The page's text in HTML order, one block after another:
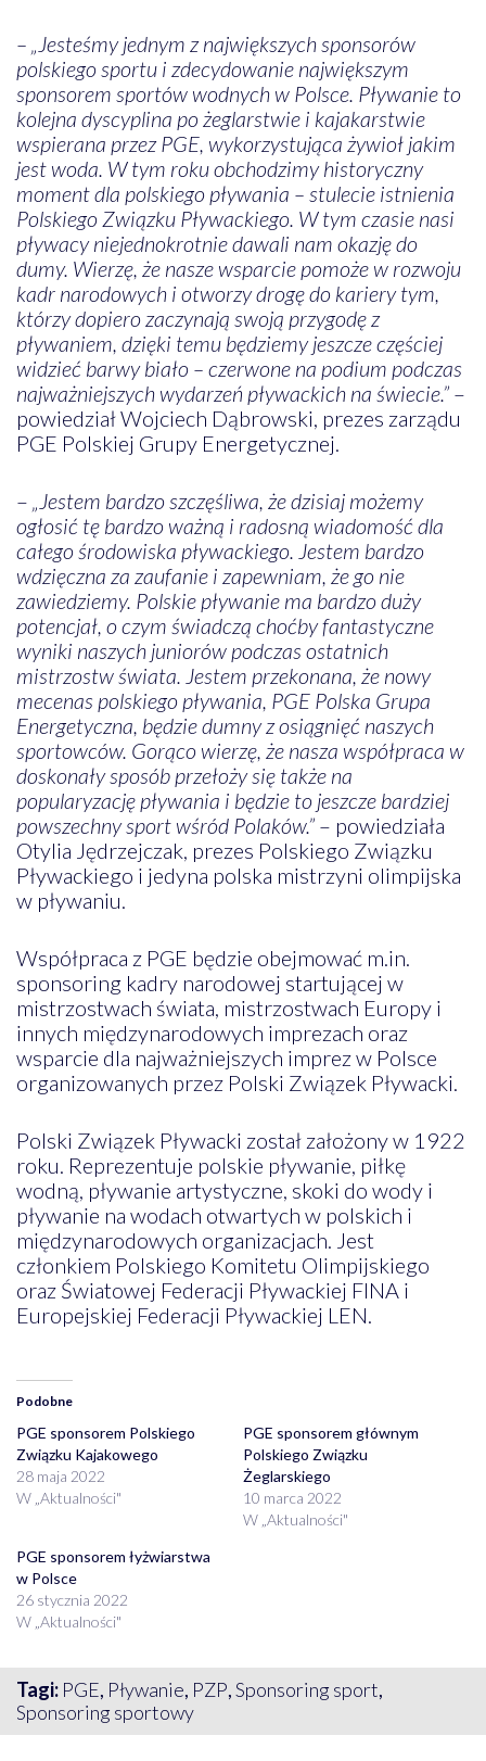
– „Jesteśmy jednym z największych sponsorów
polskiego sportu i zdecydowanie największym
sponsorem sportów wodnych w Polsce. Pływanie to
kolejna dyscyplina po żeglarstwie i kajakarstwie
wspierana przez PGE, wykorzystująca żywioł jakim
jest woda. W tym roku obchodzimy historyczny
moment dla polskiego pływania – stulecie istnienia
Polskiego Związku Pływackiego. W tym czasie nasi
pływacy niejednokrotnie dawali nam okazję do
dumy. Wierzę, że nasze wsparcie pomoże w rozwoju
kadr narodowych i otworzy drogę do kariery tym,
którzy dopiero zaczynają swoją przygodę z
pływaniem, dzięki temu będziemy jeszcze częściej
widzieć barwy biało – czerwone na podium podczas
najważniejszych wydarzeń pływackich na świecie.”–
powiedział Wojciech Dąbrowski, prezes zarządu
PGE Polskiej Grupy Energetycznej.
– „Jestem bardzo szczęśliwa, że dzisiaj możemy
ogłosić tę bardzo ważną i radosną wiadomość dla
całego środowiska pływackiego. Jestem bardzo
wdzięczna za zaufanie i zapewniam, że go nie
zawiedziemy. Polskie pływanie ma bardzo duży
potencjał, o czym świadczą choćby fantastyczne
wyniki naszych juniorów podczas ostatnich
mistrzostw świata. Jestem przekonana, że nowy
mecenas polskiego pływania, PGE Polska Grupa
Energetyczna, będzie dumny z osiągnięć naszych
sportowców. Gorąco wierzę, że nasza współpraca w
doskonały sposób przełoży się także na
popularyzację pływania i będzie to jeszcze bardziej
powszechny sport wśród Polaków.”– powiedziała
Otylia Jędrzejczak, prezes Polskiego Związku
Pływackiego i jedyna polska mistrzyni olimpijska
w pływaniu.
Współpraca z PGE będzie obejmować m.in.
sponsoring kadry narodowej startującej w
mistrzostwach świata, mistrzostwach Europy i
innych międzynarodowych imprezach oraz
wsparcie dla najważniejszych imprez w Polsce
organizowanych przez Polski Związek Pływacki.
Polski Związek Pływacki został założony w 1922
roku. Reprezentuje polskie pływanie, piłkę
wodną, pływanie artystyczne, skoki do wody i
pływanie na wodach otwartych w polskich i
międzynarodowych organizacjach. Jest
członkiem Polskiego Komitetu Olimpijskiego
oraz Światowej Federacji Pływackiej FINA i
Europejskiej Federacji Pływackiej LEN.
Podobne
PGE sponsorem Polskiego
Związku Kajakowego
28 maja 2022
W „Aktualności"
PGE sponsorem głównym
Polskiego Związku
Żeglarskiego
10 marca 2022
W „Aktualności"
PGE sponsorem łyżwiarstwa
w Polsce
26 stycznia 2022
W „Aktualności"
Tagi: PGE, Pływanie, PZP,Sponsoring sport,
Sponsoring sportowy